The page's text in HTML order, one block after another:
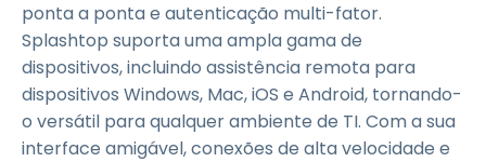
ponta a ponta e autenticação multi-fator.
Splashtop suporta uma ampla gama de
dispositivos, incluindo assistência remota para
dispositivos Windows, Mac, iOS e Android, tornando-
o versátil para qualquer ambiente de TI. Com a sua
interface amigável, conexões de alta velocidade e